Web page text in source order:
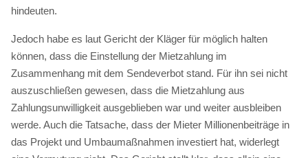
hindeuten.
Jedoch habe es laut Gericht der Kläger für möglich halten
können, dass die Einstellung der Mietzahlung im
Zusammenhang mit dem Sendeverbot stand. Für ihn sei nicht
auszuschließen gewesen, dass die Mietzahlung aus
Zahlungsunwilligkeit ausgeblieben war und weiter ausbleiben
werde. Auch die Tatsache, dass der Mieter Millionenbeiträge in
das Projekt und Umbaumaßnahmen investiert hat, widerlegt